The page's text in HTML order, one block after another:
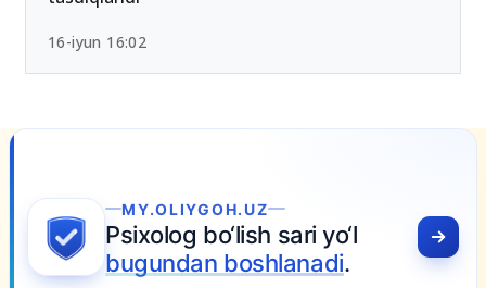
16-iyun 16:02
MY.OLIYGOH.UZ
bo‘lish sari yo‘l
boshlanadi.